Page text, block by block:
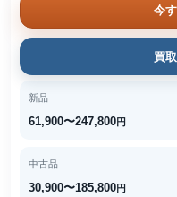
今
買
新品
61,900〜247,800円
中古品
30,900〜185,800円